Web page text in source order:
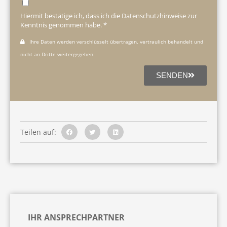
Hiermit bestätige ich, dass ich die Datenschutzhinweisezur
Kenntnis genommen habe. *
Ihre Daten werden verschlüsselt übertragen, vertraulich behandelt und
nicht an Dritte weitergegeben.
SENDEN
Teilen auf:
IHR ANSPRECHPARTNER